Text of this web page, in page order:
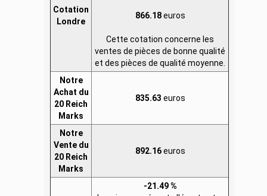
Cotation
Londre
866.18euros
Cette cotation concerne les
ventes de pièces de bonne qualité
et des pièces de qualité moyenne.
Notre
Achat du
20 Reich
Marks
835.63 euros
Notre
Vente du
20 Reich
Marks
892.16euros
-21.49 %